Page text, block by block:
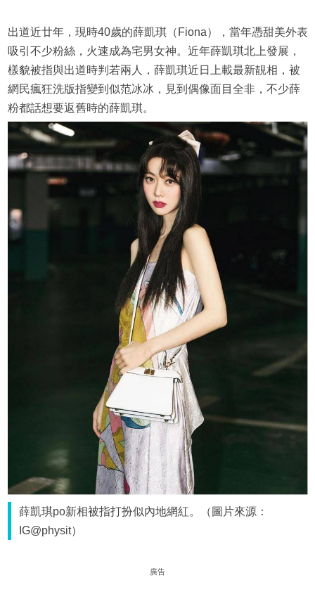
出道近廿年，現時40歲的薛凱琪（Fiona），當年憑甜美外表
吸引不少粉絲，火速成為宅男女神。近年薛凱琪北上發展，
樣貌被指與出道時判若兩人，薛凱琪近日上載最新靚相，被
網民瘋狂洗版指變到似范冰冰，見到偶像面目全非，不少薛
粉都話想要返舊時的薛凱琪。
薛凱琪po新相被指打扮似內地網紅。（圖片來源：
IG@physit）
廣告